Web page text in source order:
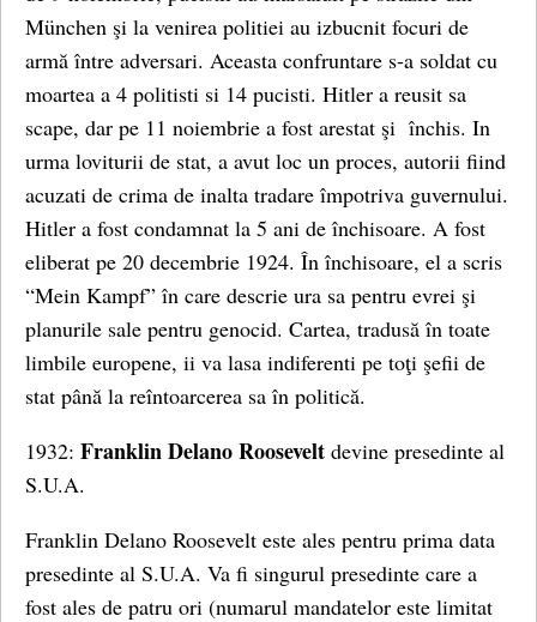
München şi la venirea politiei au izbucnit focuri de
armă între adversari. Aceasta confruntare s-a soldat cu
moartea a 4 politisti si 14 pucisti. Hitler a reusit sa
scape, dar pe 11 noiembrie a fost arestat şi închis. In
urma loviturii de stat, a avut loc un proces, autorii fiind
acuzati de crima de inalta tradare împotriva guvernului.
Hitler a fost condamnat la 5 ani de închisoare. A fost
eliberat pe 20 decembrie 1924. În închisoare, el a scris
“Mein Kampf” în care descrie ura sa pentru evrei şi
planurile sale pentru genocid. Cartea, tradusă în toate
limbile europene, ii va lasa indiferenti pe toţi şefii de
stat până la reîntoarcerea sa în politică.
1932: Franklin Delano Roosevelt devine presedinte al
S.U.A.
Franklin Delano Roosevelt este ales pentru prima data
presedinte al S.U.A. Va fi singurul presedinte care a
fost ales de patru ori (numarul mandatelor este limitat